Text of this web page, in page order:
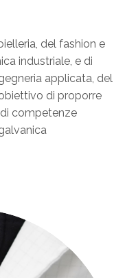
del fashion e
industriale, e di
applicata, del
di proporre
competenze